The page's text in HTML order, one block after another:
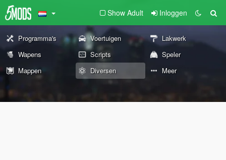
Show Adult Inloggen
Programma's Voertuigen
Lakwerk
Wapens
Scripts
Speler
Mappen
Diversen Meer